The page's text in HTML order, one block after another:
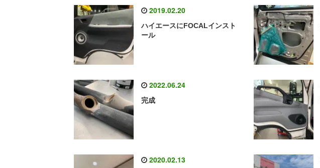
2019.02.20
ハイエースにFOCALインスト
ール
2022.06.24
完成
2020.02.13